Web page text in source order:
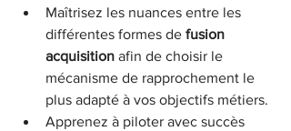
Maîtrisez les nuances entre les
différentes formes de fusion
acquisition afin de choisir le
mécanisme de rapprochement le
plus adapté à vos objectifs métiers.
Apprenez à piloter avec succès